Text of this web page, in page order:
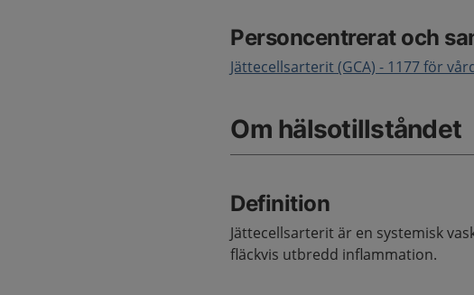
Personcentrerat och
Jättecellsarterit (GCA) - 1177 för
Om hälsotillståndet
Definition
Jättecellsarterit är en systemisk
fläckvis utbredd inflammation.